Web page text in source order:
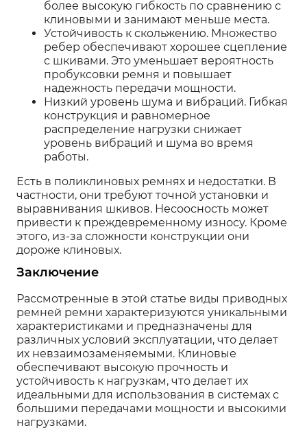
более высокую гибкость по сравнению с
клиновыми и занимают меньше места.
Устойчивость к скольжению. Множество
ребер обеспечивают хорошее сцепление
с шкивами. Это уменьшает вероятность
пробуксовки ремня и повышает
надежность передачи мощности.
Низкий уровень шума и вибраций. Гибкая
конструкция и равномерное
распределение нагрузки снижает
уровень вибраций и шума во время
работы.
Есть в поликлиновых ремнях и недостатки. В
частности, они требуют точной установки и
выравнивания шкивов. Несоосность может
привести к преждевременному износу. Кроме
этого, из-за сложности конструкции они
дороже клиновых.
Заключение
Рассмотренные в этой статье виды приводных
ремней ремни характеризуются уникальными
характеристиками и предназначены для
различных условий эксплуатации, что делает
их невзаимозаменяемыми. Клиновые
обеспечивают высокую прочность и
устойчивость к нагрузкам, что делает их
идеальными для использования в системах с
большими передачами мощности и высокими
нагрузками.